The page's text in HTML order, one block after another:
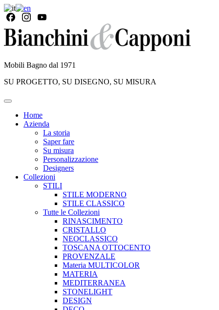
Mobili Bagno dal 1971
SU PROGETTO, SU DISEGNO, SU MISURA
Home
Azienda
La storia
Saper fare
Su misura
Personalizzazione
Designers
Collezioni
STILI
STILE MODERNO
STILE CLASSICO
Tutte le Collezioni
RINASCIMENTO
CRISTALLO
NEOCLASSICO
TOSCANA OTTOCENTO
PROVENZALE
Materia MULTICOLOR
MATERIA
MEDITERRANEA
STONELIGHT
DESIGN